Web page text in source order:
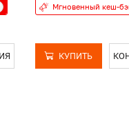
Мгновенный кеш-
КУПИТЬ